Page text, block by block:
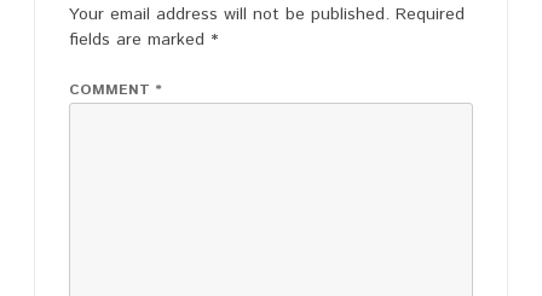
Your email address will not be published. Required
fields are marked *
COMMENT *